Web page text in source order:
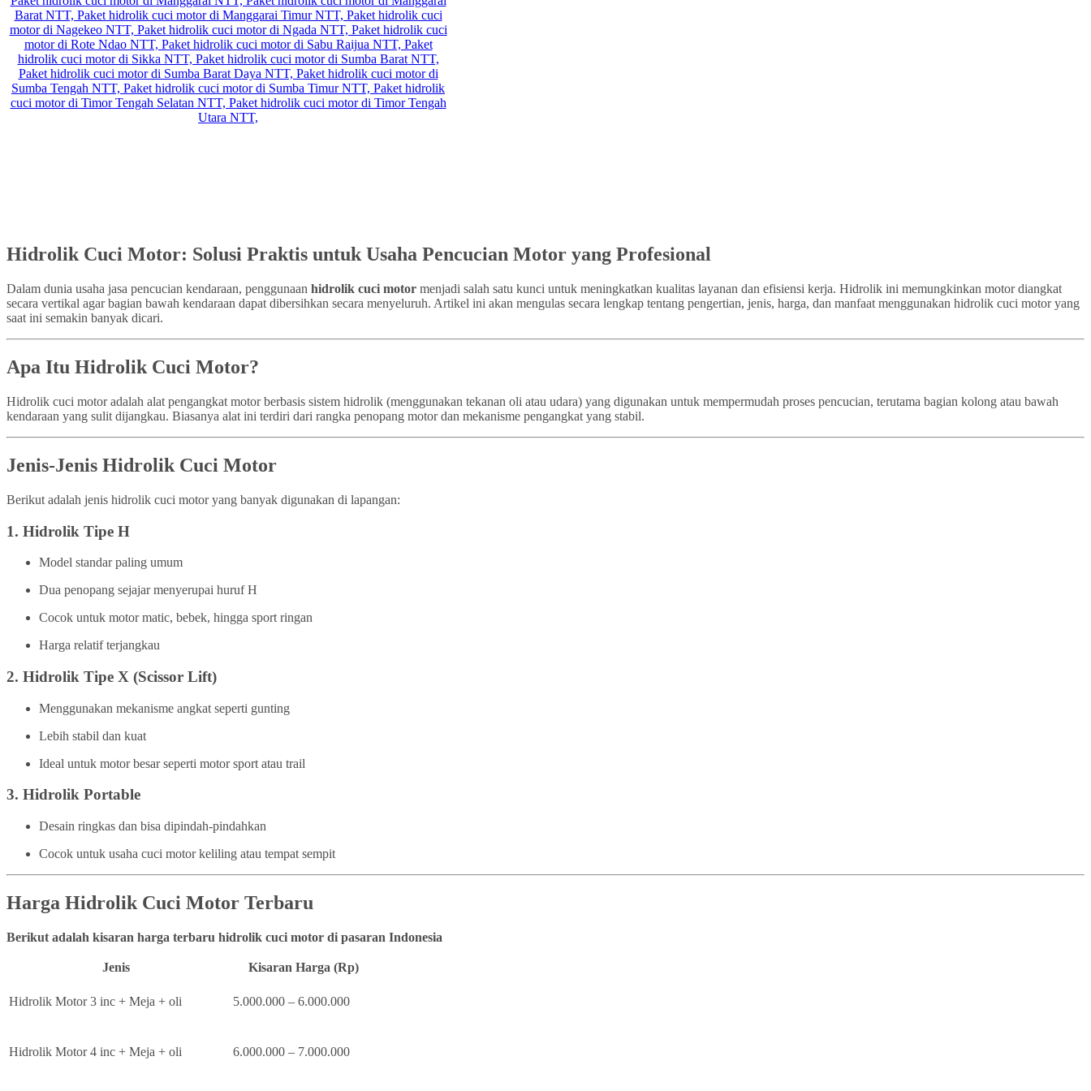
Hidrolik Cuci Motor: Solusi Praktis untuk Usaha Pencucian Motor yang Profesional
Dalam dunia usaha jasa pencucian kendaraan, penggunaan hidrolik cuci motor menjadi salah satu kunci untuk meningkatkan kualitas layanan dan efisiensi kerja. Hidrolik ini memungkinkan motor diangkat
secara vertikal agar bagian bawah kendaraan dapat dibersihkan secara menyeluruh. Artikel ini akan mengulas secara lengkap tentang pengertian, jenis, harga, dan manfaat menggunakan hidrolik cuci motor yang
saat ini semakin banyak dicari.
Apa Itu Hidrolik Cuci Motor?
Hidrolik cuci motor adalah alat pengangkat motor berbasis sistem hidrolik (menggunakan tekanan oli atau udara) yang digunakan untuk mempermudah proses pencucian, terutama bagian kolong atau bawah
kendaraan yang sulit dijangkau. Biasanya alat ini terdiri dari rangka penopang motor dan mekanisme pengangkat yang stabil.
Jenis-Jenis Hidrolik Cuci Motor
Berikut adalah jenis hidrolik cuci motor yang banyak digunakan di lapangan:
1. Hidrolik Tipe H
Model standar paling umum
Dua penopang sejajar menyerupai huruf H
Cocok untuk motor matic, bebek, hingga sport ringan
Harga relatif terjangkau
2. Hidrolik Tipe X (Scissor Lift)
Menggunakan mekanisme angkat seperti gunting
Lebih stabil dan kuat
Ideal untuk motor besar seperti motor sport atau trail
3. Hidrolik Portable
Desain ringkas dan bisa dipindah-pindahkan
Cocok untuk usaha cuci motor keliling atau tempat sempit
Harga Hidrolik Cuci Motor Terbaru
Berikut adalah kisaran harga terbaru hidrolik cuci motor di pasaran Indonesia
Jenis Kisaran Harga (Rp)
Hidrolik Motor 3 inc + Meja + oli 5.000.000 – 6.000.000
Hidrolik Motor 4 inc + Meja + oli 6.000.000 – 7.000.000